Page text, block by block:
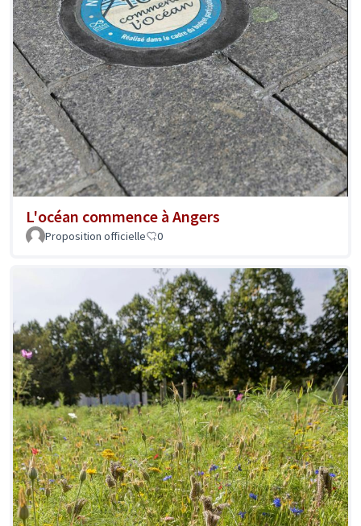
L'océan commence à Angers
Proposition officielle 0